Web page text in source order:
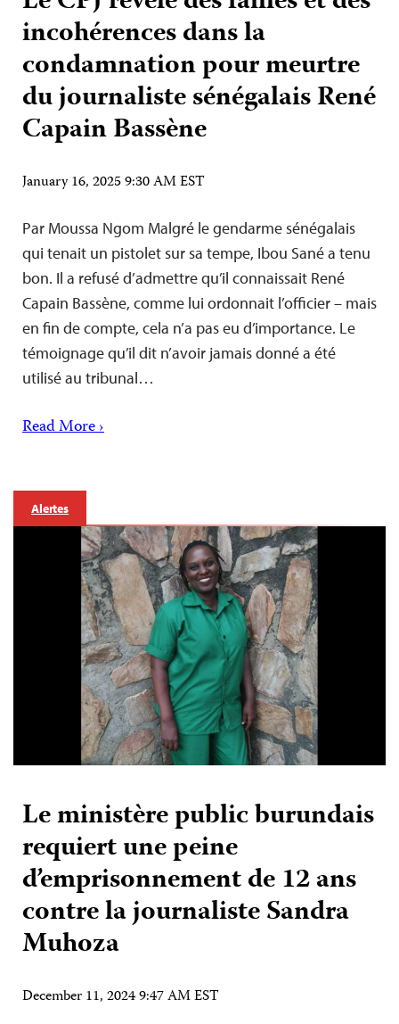
incohérences dans la
condamnation pour meurtre
du journaliste sénégalais René
Capain Bassène
January 16, 2025 9:30 AM EST
Par Moussa Ngom Malgré le gendarme sénégalais
qui tenait un pistolet sur sa tempe, Ibou Sané a tenu
bon. Il a refusé d’admettre qu’il connaissait René
Capain Bassène, comme lui ordonnait l’officier – mais
en fin de compte, cela n’a pas eu d’importance. Le
témoignage qu’il dit n’avoir jamais donné a été
utilisé au tribunal…
Read More ›
Alertes
Le ministère public burundais
requiert une peine
d’emprisonnement de 12 ans
contre la journaliste Sandra
Muhoza
December 11, 2024 9:47 AM EST